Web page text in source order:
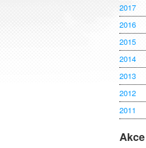
2017
2016
2015
2014
2013
2012
2011
Akce